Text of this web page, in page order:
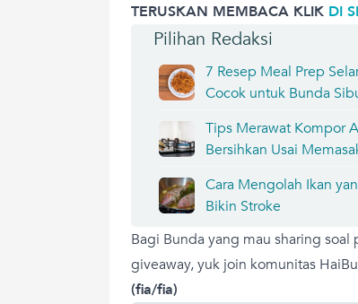
TERUSKAN MEMBACA KLIK DI
Pilihan Redaksi
7 Resep Meal Prep
Cocok untuk Bunda
Tips Merawat Kompor
Bersihkan Usai
Cara Mengolah Ikan
Bikin Stroke
Bagi Bunda yang mau sharing
giveaway, yuk join komunitas
(fia/fia)